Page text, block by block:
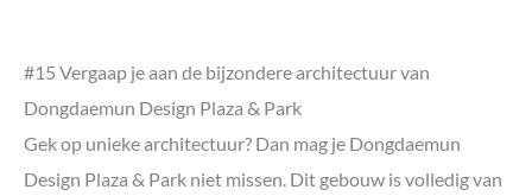
#15 Vergaap je aan de bijzondere architectuur van
Dongdaemun Design Plaza & Park
Gek op unieke architectuur? Dan mag je Dongdaemun
Design Plaza & Park niet missen. Dit gebouw is volledig van